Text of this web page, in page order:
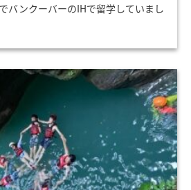
バンクーバーのIHで留学していまし